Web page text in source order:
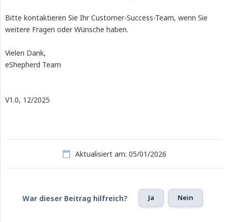
Bitte kontaktieren Sie Ihr Customer-Success-Team, wenn Sie
weitere Fragen oder Wünsche haben.
Vielen Dank,
eShepherd Team
V1.0, 12/2025
Aktualisiert am: 05/01/2026
War dieser Beitrag hilfreich? Ja Nein